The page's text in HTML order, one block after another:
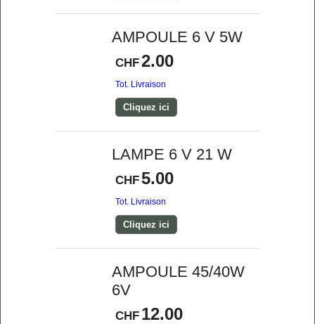
AMPOULE 6 V 5W
CHF2.00
Tot. Livraison
Cliquez ici
LAMPE 6 V 21 W
CHF5.00
Tot. Livraison
Cliquez ici
AMPOULE 45/40W
6V
CHF 12.00